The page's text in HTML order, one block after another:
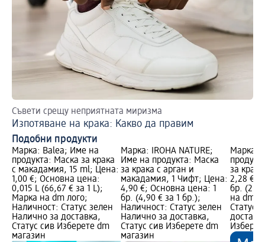
Съвети срещу неприятната миризма
Изпотяване на крака: Какво да правим
Подобни продукти
Марка: Balea; Име на
продукта: Маска за крака
с макадамия, 15 ml; Цена:
1,00 €; Основна цена:
0,015 L (66,67 € за 1 L);
Марка на dm лого;
Наличност: Статус зелен
Налично за доставка,
Статус сив Изберете dm
магазин
Марка: IROHA NATURE;
Име на продукта: Маска
за крака с арган и
макадамия, 1 Чифт; Цена:
4,90 €; Основна цена: 1
бр. (4,90 € за 1 бр.);
Наличност: Статус зелен
Налично за доставка,
Статус сив Изберете dm
магазин
Марка:
за
2,28 €;
бр.
на dm
Статус